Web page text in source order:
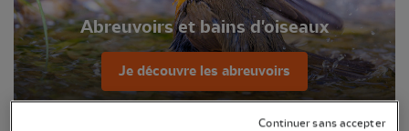
Abreuvoirs et bains d'oiseaux
Je découvre les abreuvoirs
Continuer sans accepter